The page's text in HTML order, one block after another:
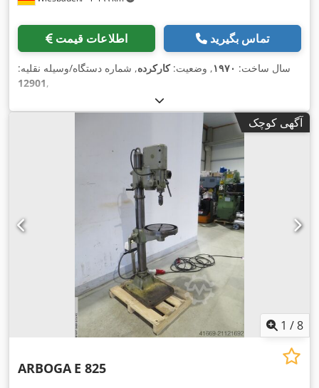
اطلاعات قیمت تماس بگیرید
سال ساخت: ۱۹۷۰, وضعیت:کارکرده, شماره دستگاه/وسیله نقلیه:
12901,
آگهی کوچک
1 /8
ARBOGA E 825